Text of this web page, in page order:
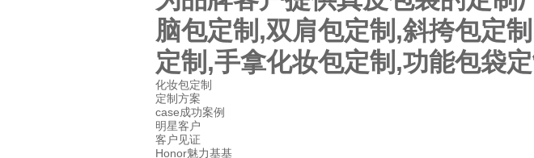
脑包定制,双肩包定制,斜挎包定
定制,手拿化妆包定制,功能包袋定
化妆包定制
定制方案
case成功案例
明星客户
客户见证
Honor魅力基基